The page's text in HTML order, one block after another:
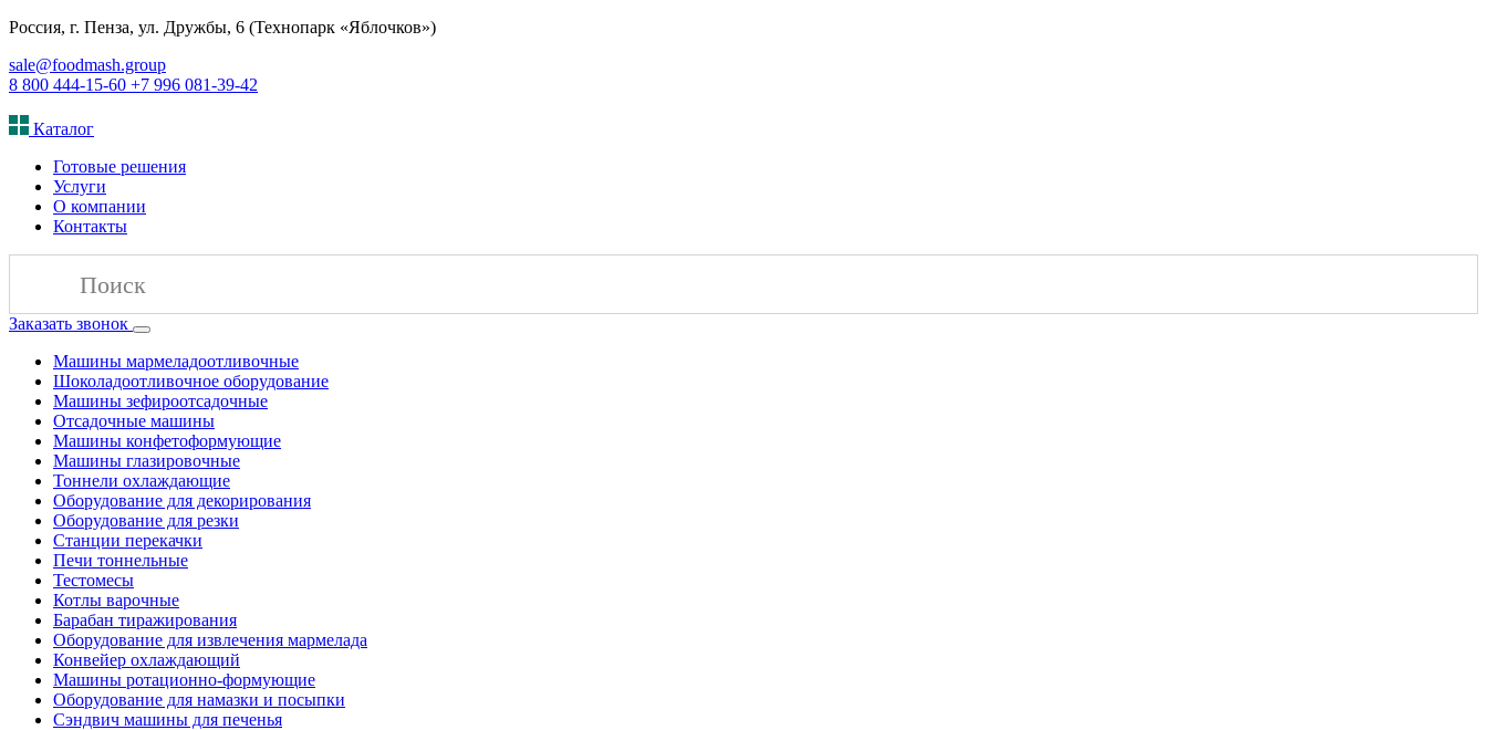
Россия, г. Пенза, ул. Дружбы, 6 (Технопарк «Яблочков»)
sale@foodmash.group
8 800 444-15-60 +7 996 081-39-42
Каталог
Готовые решения
Услуги
О компании
Контакты
Заказать звонок
Машины мармеладоотливочные
Шоколадоотливочное оборудование
Машины зефироотсадочные
Отсадочные машины
Машины конфетоформующие
Машины глазировочные
Тоннели охлаждающие
Оборудование для декорирования
Оборудование для резки
Станции перекачки
Печи тоннельные
Тестомесы
Котлы варочные
Барабан тиражирования
Оборудование для извлечения мармелада
Конвейер охлаждающий
Машины ротационно-формующие
Оборудование для намазки и посыпки
Сэндвич машины для печенья